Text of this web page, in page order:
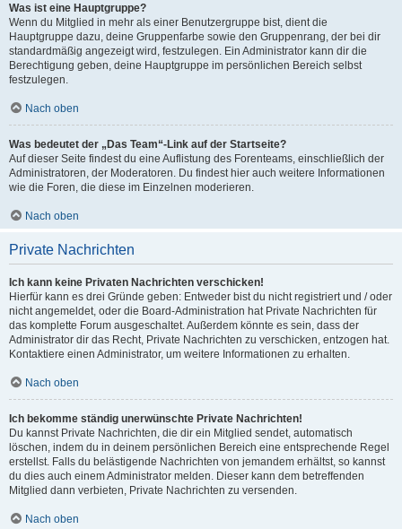
Was ist eine Hauptgruppe?
Wenn du Mitglied in mehr als einer Benutzergruppe bist, dient die
Hauptgruppe dazu, deine Gruppenfarbe sowie den Gruppenrang, der bei dir
standardmäßig angezeigt wird, festzulegen. Ein Administrator kann dir die
Berechtigung geben, deine Hauptgruppe im persönlichen Bereich selbst
festzulegen.
Nach oben
Was bedeutet der „Das Team“-Link auf der Startseite?
Auf dieser Seite findest du eine Auflistung des Forenteams, einschließlich der
Administratoren, der Moderatoren. Du findest hier auch weitere Informationen
wie die Foren, die diese im Einzelnen moderieren.
Nach oben
Private Nachrichten
Ich kann keine Privaten Nachrichten verschicken!
Hierfür kann es drei Gründe geben: Entweder bist du nicht registriert und / oder
nicht angemeldet, oder die Board-Administration hat Private Nachrichten für
das komplette Forum ausgeschaltet. Außerdem könnte es sein, dass der
Administrator dir das Recht, Private Nachrichten zu verschicken, entzogen hat.
Kontaktiere einen Administrator, um weitere Informationen zu erhalten.
Nach oben
Ich bekomme ständig unerwünschte Private Nachrichten!
Du kannst Private Nachrichten, die dir ein Mitglied sendet, automatisch
löschen, indem du in deinem persönlichen Bereich eine entsprechende Regel
erstellst. Falls du belästigende Nachrichten von jemandem erhältst, so kannst
du dies auch einem Administrator melden. Dieser kann dem betreffenden
Mitglied dann verbieten, Private Nachrichten zu versenden.
Nach oben